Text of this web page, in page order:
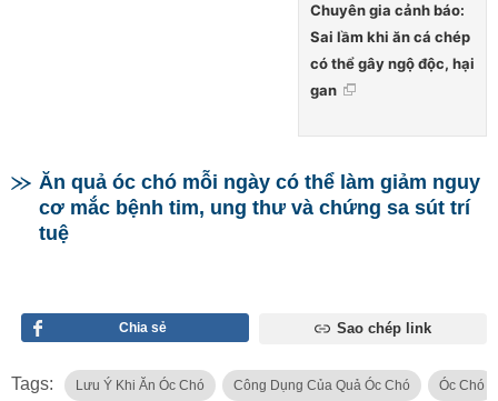
Chuyên gia cảnh báo:
Sai lầm khi ăn cá chép
có thể gây ngộ độc, hại
gan
Ăn quả óc chó mỗi ngày có thể làm giảm nguy
cơ mắc bệnh tim, ung thư và chứng sa sút trí
tuệ
Chia sẻ Sao chép link
Tags: Lưu Ý Khi Ăn Óc Chó Công Dụng Của Quả Óc Chó Óc Chó